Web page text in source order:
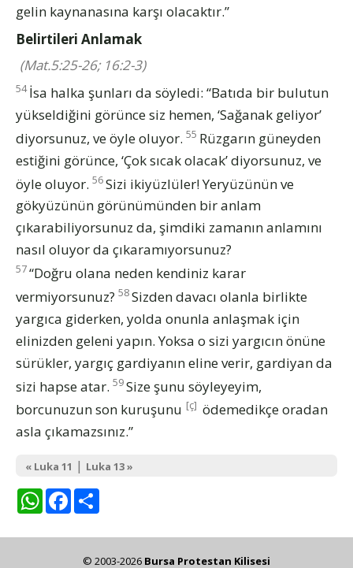
gelin kaynanasına karşı olacaktır.”
Belirtileri Anlamak
(Mat.5:25-26; 16:2-3)
54 İsa halka şunları da söyledi: “Batıda bir bulutun
yükseldiğini görünce siz hemen, ‘Sağanak geliyor’
diyorsunuz, ve öyle oluyor. 55 Rüzgarın güneyden
estiğini görünce, ‘Çok sıcak olacak’ diyorsunuz, ve
öyle oluyor. 56Sizi ikiyüzlüler! Yeryüzünün ve
gökyüzünün görünümünden bir anlam
çıkarabiliyorsunuz da, şimdiki zamanın anlamını
nasıl oluyor da çıkaramıyorsunuz?
57“Doğru olana neden kendiniz karar
vermiyorsunuz? 58Sizden davacı olanla birlikte
yargıca giderken, yolda onunla anlaşmak için
elinizden geleni yapın. Yoksa o sizi yargıcın önüne
sürükler, yargıç gardiyanın eline verir, gardiyan da
sizi hapse atar. 59Size şunu söyleyeyim,
borcunuzun son kuruşunu [ç] ödemedikçe oradan
asla çıkamazsınız.”
« Luka 11 | Luka 13 »
WhatsAppFacebook
© 2003-2026 Bursa Protestan Kilisesi